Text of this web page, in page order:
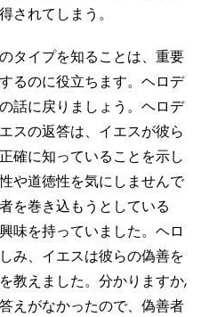
されてしまう。
タイプを知ることは、重要
るのに役立ちます。ヘロデ
話に戻りましょう。ヘロデ
スの返答は、イエスが彼ら
確に知っていることを示し
や道徳性を気にしませんで
を巻き込もうとしている
味を持っていました。ヘロ
み、イエスは彼らの偽善を
教えました。分かりますか,
えがなかったので、偽善者